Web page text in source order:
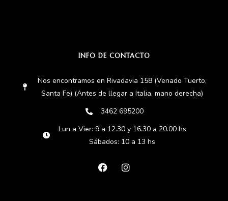
INFO DE CONTACTO
Nos encontramos en Rivadavia 158 (Venado Tuerto,
Santa Fe) (Antes de llegar a Italia, mano derecha)
3462 695200
Lun a Vier: 9 a 12.30 y 16.30 a 20.00 hs
Sábados: 10 a 13 hs